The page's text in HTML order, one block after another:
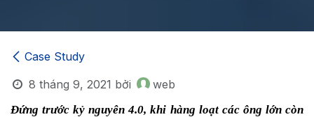
Case Study
8 tháng 9, 2021 bởi web
Đứng trước kỷ nguyên 4.0, khi hàng loạt các ông lớn còn